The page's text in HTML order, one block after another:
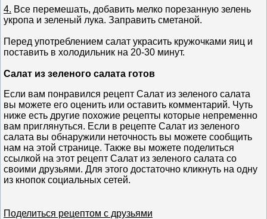
4. Все перемешать, добавить мелко порезанную зелень
укропа и зеленый лука. Заправить сметаной.
Перед употреблением салат украсить кружочками яиц и
поставить в холодильник на 20-30 минут.
Салат из зеленого салата готов
Если вам понравился рецепт Салат из зеленого салата
вы можете его оценить или оставить комментарий. Чуть
ниже есть другие похожие рецепты которые непременно
вам приглянуться. Если в рецепте Салат из зеленого
салата вы обнаружили неточность вы можете сообщить
нам на этой странице. Также вы можете поделиться
ссылкой на этот рецепт Салат из зеленого салата со
своими друзьями. Для этого достаточно кликнуть на одну
из кнопок социальных сетей.
Поделиться рецептом с друзьями